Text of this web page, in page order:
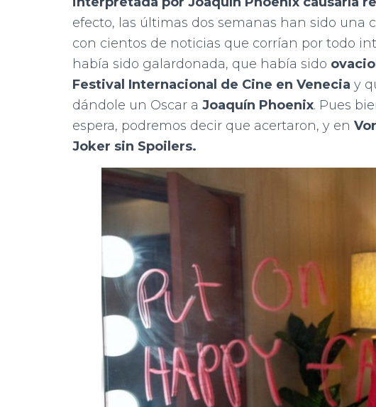
efecto, las últimas dos semanas han sido una
con cientos de noticias que corrían por todo
había sido galardonada, que había sido
Festival Internacional de Cine en Venecia y
dándole un Oscar a Joaquín Phoenix. Pues
espera, podremos decir que acertaron, y en
Joker sin Spoilers.